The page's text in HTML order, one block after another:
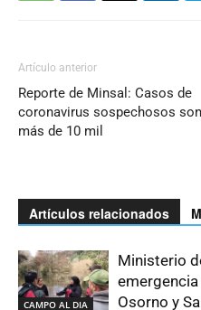
Artículo anterior
Reporte de Minsal: Casos de
coronavirus sospechosos son
más de 10 mil
Artículos relacionados
CAMPO AL DIA
Ministerio
Osorno y